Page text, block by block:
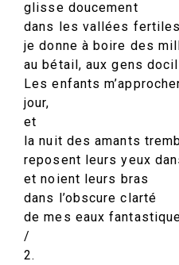
glisse doucement
dans les vallées
je donne à boire des
au bétail, aux gens
Les enfants
jour,
et
la nuit des amants
reposent leurs yeux
et noient leurs bras
dans l’obscure clarté
de mes eaux
/
2.